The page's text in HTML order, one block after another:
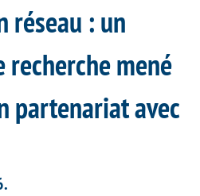
réseau : un
mené
partenariat avec